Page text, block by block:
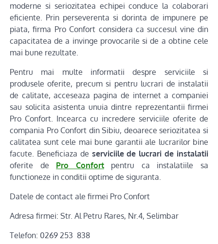
moderne si seriozitatea echipei conduce la colaborari
eficiente. Prin perseverenta si dorinta de impunere pe
piata, firma Pro Confort considera ca succesul vine din
capacitatea de a invinge provocarile si de a obtine cele
mai bune rezultate.
Pentru mai multe informatii despre serviciile si
produsele oferite, precum si pentru lucrari de instalatii
de calitate, acceseaza pagina de internet a companiei
sau solicita asistenta unuia dintre reprezentantii firmei
Pro Confort. Incearca cu incredere serviciile oferite de
compania Pro Confort din Sibiu, deoarece seriozitatea si
calitatea sunt cele mai bune garantii ale lucrarilor bine
facute. Beneficiaza de serviciile de lucrari de instalatii
oferite de Pro Confortpentru ca instalatiile sa
functioneze in conditii optime de siguranta.
Datele de contact ale firmei Pro Confort
Adresa firmei: Str. Al Petru Rares, Nr.4, Selimbar
Telefon: 0269 253 838